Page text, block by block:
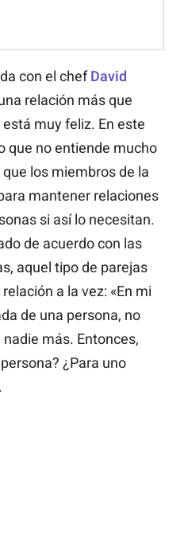
con el chefDavid
relación más que
muy feliz. En este
que no entiende mucho
los miembros de la
mantener relaciones
si así lo necesitan.
de acuerdo con las
aquel tipo de parejas
a la vez: «En mi
de una persona, no
más. Entonces,
¿Para uno